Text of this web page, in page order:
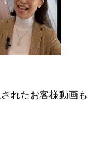
れたお客様動画も